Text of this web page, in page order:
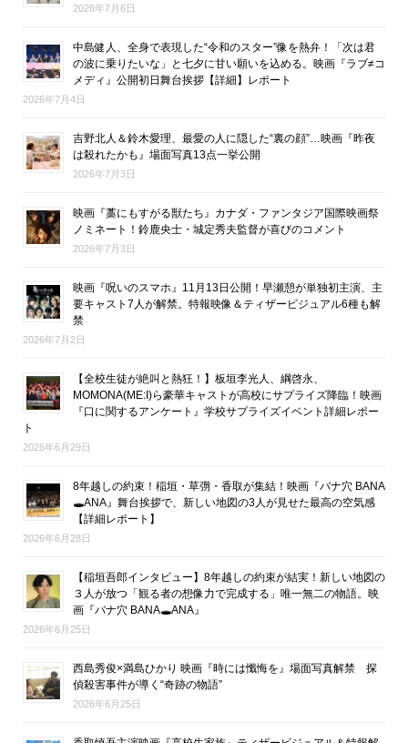
2026年7月6日
中島健人、全身で表現した“令和のスター”像を熱弁！「次は君
の波に乗りたいな」と七夕に甘い願いを込める。映画『ラブ≠コ
メディ』公開初日舞台挨拶【詳細】レポート
2026年7月4日
吉野北人＆鈴木愛理、最愛の人に隠した“裏の顔”…映画『昨夜
は殺れたかも』場面写真13点一挙公開
2026年7月3日
映画『藁にもすがる獣たち』カナダ・ファンタジア国際映画祭
ノミネート！鈴鹿央士・城定秀夫監督が喜びのコメント
2026年7月3日
映画『呪いのスマホ』11月13日公開！早瀬憩が単独初主演、主
要キャスト7人が解禁。特報映像＆ティザービジュアル6種も解
禁
2026年7月2日
【全校生徒が絶叫と熱狂！】板垣李光人、綱啓永、
MOMONA(ME:I)ら豪華キャストが高校にサプライズ降臨！映画
『口に関するアンケート』学校サプライズイベント詳細レポー
ト
2026年6月29日
8年越しの約束！稲垣・草彅・香取が集結！映画『バナ穴 BANA
🕳ANA』舞台挨拶で、新しい地図の3人が見せた最高の空気感
【詳細レポート】
2026年6月28日
【稲垣吾郎インタビュー】8年越しの約束が結実！新しい地図の
３人が放つ「観る者の想像力で完成する」唯一無二の物語。映
画『バナ穴 BANA🕳ANA』
2026年6月25日
西島秀俊×満島ひかり 映画『時には懺悔を』場面写真解禁 探
偵殺害事件が導く“奇跡の物語”
2026年6月25日